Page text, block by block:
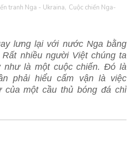
tranh Nga - Ukraina, Cuộc chiến Nga-
lưng lại với nước Nga bằng
nhiều người Việt chúng ta
như là một cuộc chiến. Đó là
phải hiểu cấm vận là việc
một cầu thủ bóng đá chỉ